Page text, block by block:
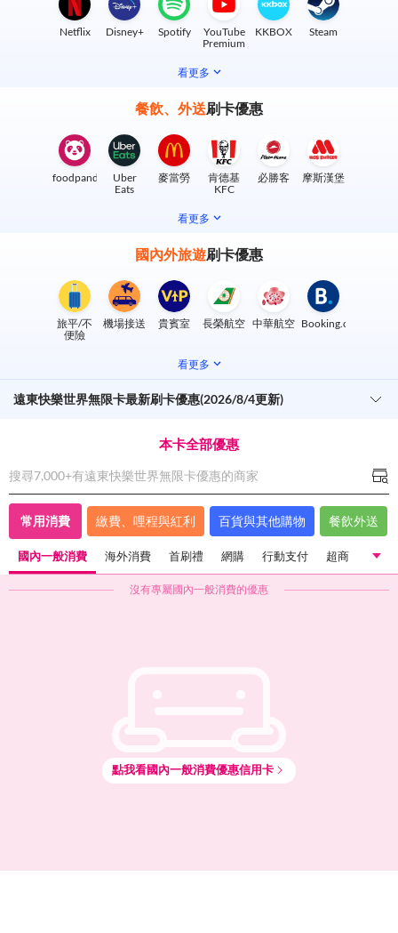
Netflix Disney+ Spotify
YouTube
Premium
KKBOX Steam
看更多
餐飲、外送刷卡優惠
foodpanda
Uber
Eats
麥當勞
肯德基
KFC
必勝客 摩斯漢堡
看更多
國內外旅遊刷卡優惠
旅平/不
便險
機場接送 貴賓室 長榮航空 中華航空 Booking.com
看更多
遠東快樂世界無限卡最新刷卡優惠(2026/8/4更新)
本卡全部優惠
搜尋7,000+有遠東快樂世界無限卡優惠的商家
常用消費 繳費、哩程與紅利 百貨與其他購物 餐飲外送
海外消費 首刷禮 網購
國內一般消費 海外消費 首刷禮 網購 行動支付 超商 超市
沒有專屬國內一般消費的優惠
點我看國內一般消費優惠信用卡